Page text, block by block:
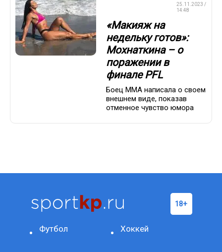
25.11.2023 /
14:48
«Макияж на
недельку готов»:
Мохнаткина – о
поражении в
финале PFL
Боец ММА написала о своем
внешнем виде, показав
отменное чувство юмора
Футбол Хоккей